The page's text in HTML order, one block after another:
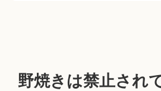
野焼きは禁止され